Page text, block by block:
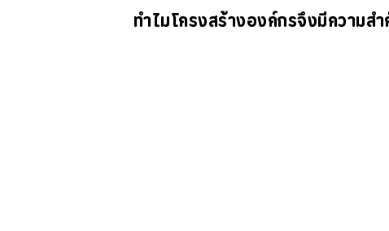
ทำไมโครงสร้างองค์กรจึงมีความส